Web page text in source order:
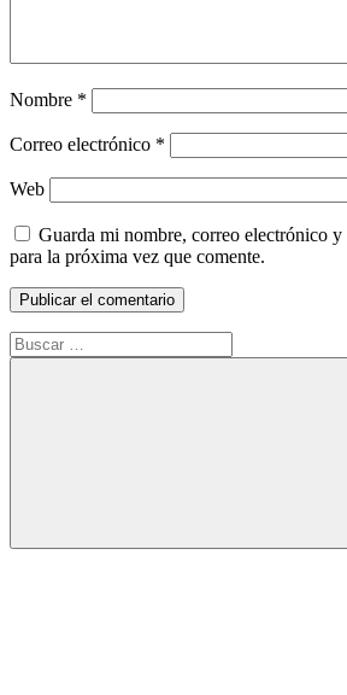
Nombre *
Correo electrónico *
Web
Guarda mi nombre, correo electrónico y
para la próxima vez que comente.
Buscar:
Buscar